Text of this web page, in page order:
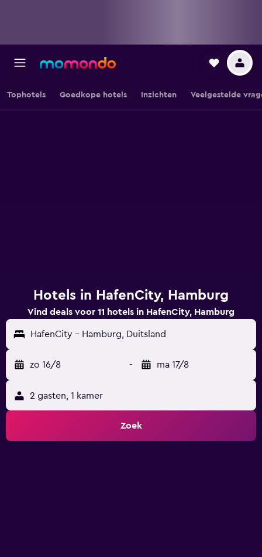
Tophotels Goedkope hotels Inzichten Veelgestelde
Hotels in HafenCity, Hamburg
Vind deals voor 11 hotels in HafenCity, Hamburg
HafenCity - Hamburg, Duitsland
zo 16/8 - ma 17/8
2 gasten, 1 kamer
Zoek